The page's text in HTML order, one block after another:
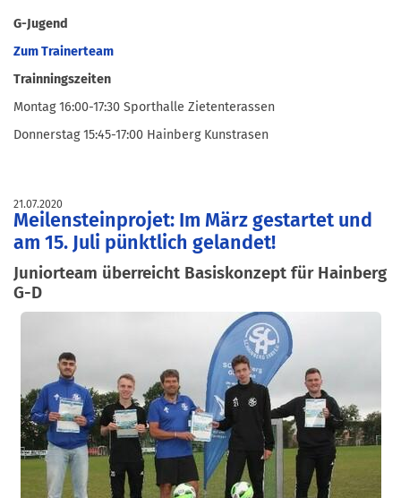
G-Jugend
Zum Trainerteam
Trainningszeiten
Montag 16:00-17:30 Sporthalle Zietenterassen
Donnerstag 15:45-17:00 Hainberg Kunstrasen
21.07.2020
Meilensteinprojet: Im März gestartet und
am 15. Juli pünktlich gelandet!
Juniorteam überreicht Basiskonzept für Hainberg
G-D